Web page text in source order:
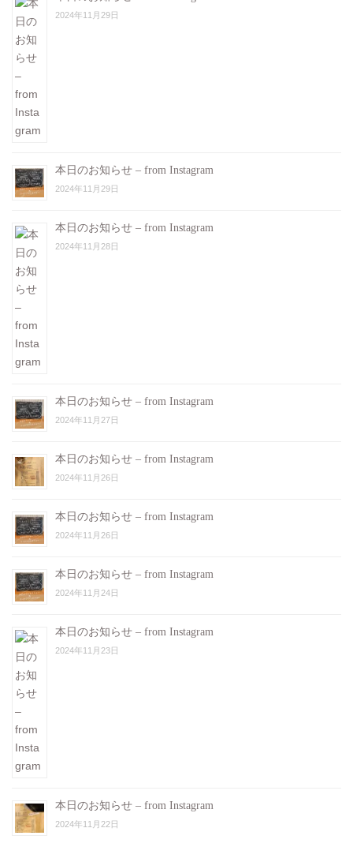
2024年11月29日
本日のお知らせ – from Instagram
2024年11月29日
本日のお知らせ – from Instagram
2024年11月28日
本日のお知らせ – from Instagram
2024年11月27日
本日のお知らせ – from Instagram
2024年11月26日
本日のお知らせ – from Instagram
2024年11月26日
本日のお知らせ – from Instagram
2024年11月24日
本日のお知らせ – from Instagram
2024年11月23日
本日のお知らせ – from Instagram
2024年11月22日